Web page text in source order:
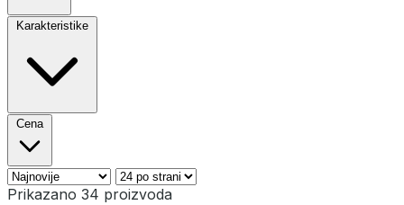
Karakteristike
Cena
Prikazano 34 proizvoda